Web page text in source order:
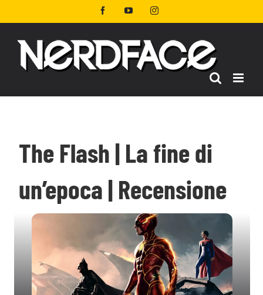
al
FacebookYouTubeInstagram
The Flash | La fine di
un’epoca | Recensione